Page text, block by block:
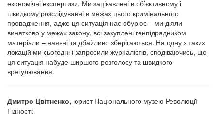
економічні експертизи. Ми зацікавлені в об’єктивному і
швидкому розслідуванні в межах цього кримінального
провадження, адже ця ситуація нас обурює – ми діяли
винятково у межах закону, всі закуплені генпідрядником
матеріали – наявні та дбайливо зберігаються. На одну з таких
локацій ми сьогодні і запросили журналістів, сподіваючись, що
ця ситуація набуде ширшого розголосу та швидкого
врегулювання.
Дмитро Цвітненко, юрист Національного музею Революції
Гідності: